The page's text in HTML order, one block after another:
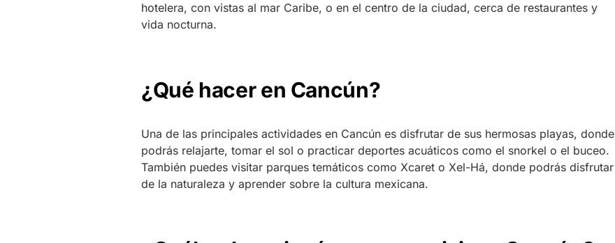
hotelera, con vistas al mar Caribe, o en el centro de la ciudad, cerca de restaurantes y
vida nocturna.
¿Qué hacer en Cancún?
Una de las principales actividades en Cancún es disfrutar de sus hermosas playas, donde
podrás relajarte, tomar el sol o practicar deportes acuáticos como el snorkel o el buceo.
También puedes visitar parques temáticos como Xcaret o Xel-Há, donde podrás disfrutar
de la naturaleza y aprender sobre la cultura mexicana.